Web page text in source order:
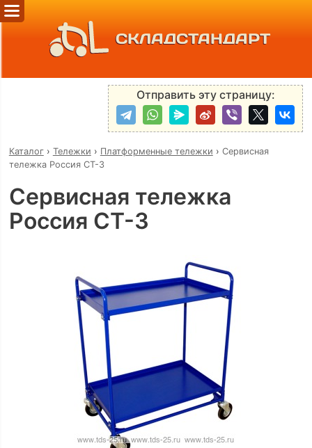
СКЛАДСТАНДАРТ
Отправить эту страницу:
Каталог› Тележки › Платформенные тележки › Сервисная
тележка Россия СТ-3
Сервисная тележка
Россия СТ-3